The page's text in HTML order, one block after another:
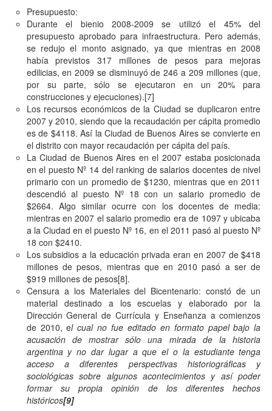
Presupuesto:
Durante el bienio 2008-2009 se utilizó el 45% del
presupuesto aprobado para infraestructura. Pero además,
se redujo el monto asignado, ya que mientras en 2008
había previstos 317 millones de pesos para mejoras
edilicias, en 2009 se disminuyó de 246 a 209 millones (que,
por su parte, sólo se ejecutaron en un 20% para
construcciones y ejecuciones).[7]
Los recursos económicos de la Ciudad se duplicaron entre
2007 y 2010, siendo que la recaudación per cápita promedio
es de $4118. Así la Ciudad de Buenos Aires se convierte en
el distrito con mayor recaudación per cápita del país.
La Ciudad de Buenos Aires en el 2007 estaba posicionada
en el puesto Nº 14 del ranking de salarios docentes de nivel
primario con un promedio de $1230, mientras que en 2011
descendió al puesto Nº 18 con un salario promedio de
$2664. Algo similar ocurre con los docentes de media:
mientras en 2007 el salario promedio era de 1097 y ubicaba
a la Ciudad en el puesto Nº 16, en el 2011 pasó al puesto Nº
18 con $2410.
Los subsidios a la educación privada eran en 2007 de $418
millones de pesos, mientras que en 2010 pasó a ser de
$919 millones de pesos[8].
Censura a los Materiales del Bicentenario: constó de un
material destinado a los escuelas y elaborado por la
Dirección General de Currícula y Enseñanza a comienzos
de 2010, el cual no fue editado en formato papel bajo la
acusación de mostrar sólo una mirada de la historia
argentina y no dar lugar a que el o la estudiante tenga
acceso a diferentes perspectivas historiográficas y
sociológicas sobre algunos acontecimientos y así poder
formar su propia opinión de los diferentes hechos
históricos[9]